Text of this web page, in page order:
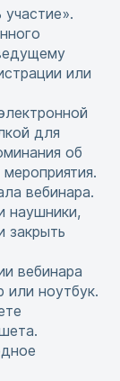
или
для
об
вебинара.
наушники,
закрыть
вебинара
или ноутбук.